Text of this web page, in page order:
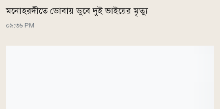
মনোহরদীতে ডোবায় ডুবে দুই ভাইয়ের মৃত্যু
০৯:৩৬ PM